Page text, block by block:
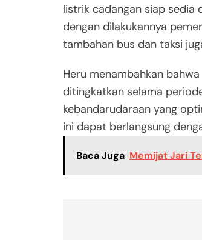
listrik cadangan siap sedia
dengan dilakukannya
tambahan bus dan taksi
Heru menambahkan
ditingkatkan selama
kebandarudaraan yang
ini dapat berlangsung
Baca Juga Memijat Jari